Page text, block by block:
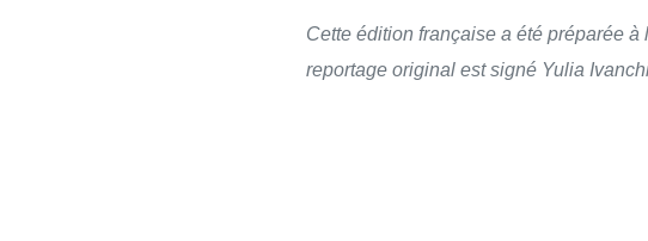
Cette édition française a été préparée
reportage original est signé Yulia